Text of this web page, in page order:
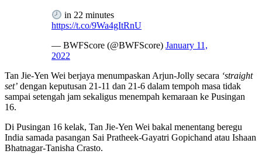
in 22 minutes
https://t.co/9Wa4gItRnU
— BWFScore (@BWFScore) January 11,
2022
Tan Jie-Yen Wei berjaya menumpaskan Arjun-Jolly secara ‘straight
set’ dengan keputusan 21-11 dan 21-6 dalam tempoh masa tidak
sampai setengah jam sekaligus menempah kemaraan ke Pusingan
16.
Di Pusingan 16 kelak, Tan Jie-Yen Wei bakal menentang beregu
India samada pasangan Sai Pratheek-Gayatri Gopichand atau Ishaan
Bhatnagar-Tanisha Crasto.